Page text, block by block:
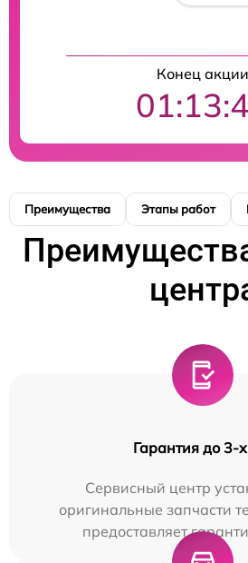
Конец акции
Преимущества Этапы работ
Гарантия до 3-х
Сервисный центр
оригинальные запчасти
предоставляет